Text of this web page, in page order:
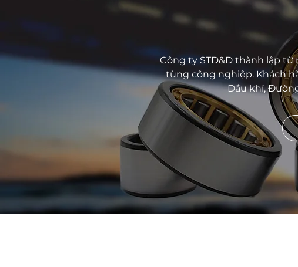
Công ty STD&D thành lập
tùng công nghiệp. Khách
Dầu khí,